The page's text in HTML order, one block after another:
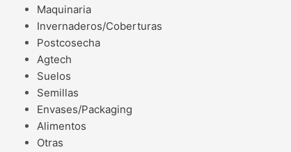
Maquinaria
Invernaderos/Coberturas
Postcosecha
Agtech
Suelos
Semillas
Envases/Packaging
Alimentos
Otras